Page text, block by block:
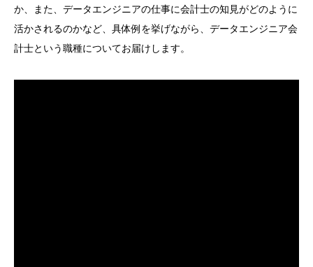
か、また、データエンジニアの仕事に会計士の知見がどのように
活かされるのかなど、具体例を挙げながら、データエンジニア会
計士という職種についてお届けします。